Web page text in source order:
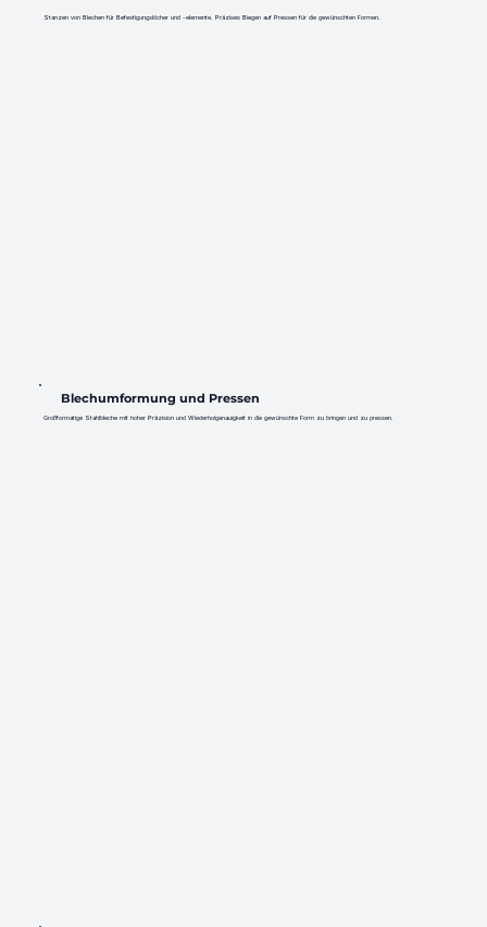
Stanzen von Blechen für Befestigungslöcher und -elemente. Präzises Biegen auf Pressen für die gewünschten Formen.
Blechumformung und Pressen
Großformatige Stahlbleche mit hoher Präzision und Wiederholgenauigkeit in die gewünschte Form zu bringen und zu pressen.